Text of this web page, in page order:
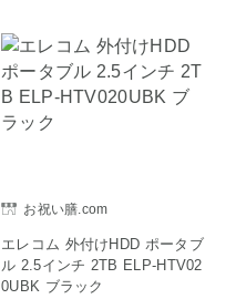
お祝い膳.com
エレコム 外付けHDD ポータブ
ル 2.5インチ 2TB ELP-HTV02
0UBK ブラック